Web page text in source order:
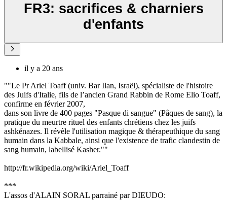
FR3: sacrifices & charniers
d'enfants
il y a 20 ans
""Le Pr Ariel Toaff (univ. Bar Ilan, Israël), spécialiste de l'histoire
des Juifs d'Italie, fils de l’ancien Grand Rabbin de Rome Elio Toaff,
confirme en février 2007,
dans son livre de 400 pages "Pasque di sangue" (Pâques de sang), la
pratique du meurtre rituel des enfants chrétiens chez les juifs
ashkénazes. Il révèle l'utilisation magique & thérapeuthique du sang
humain dans la Kabbale, ainsi que l'existence de trafic clandestin de
sang humain, labellisé Kasher.""
http://fr.wikipedia.org/wiki/Ariel_Toaff
***
L'assos d'ALAIN SORAL parrainé par DIEUDO: